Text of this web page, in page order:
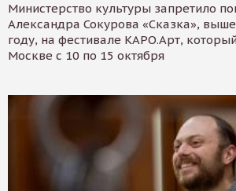
Министерство культуры запретило
Александра Сокурова «Сказка»,
году, на фестивале КАРО.Арт,
Москве с 10 по 15 октября